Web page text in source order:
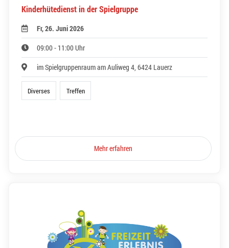
Kinderhütedienst in der Spielgruppe
Fr, 26. Juni 2026
09:00 - 11:00 Uhr
im Spielgruppenraum am Auliweg 4, 6424 Lauerz
Diverses Treffen
Mehr erfahren